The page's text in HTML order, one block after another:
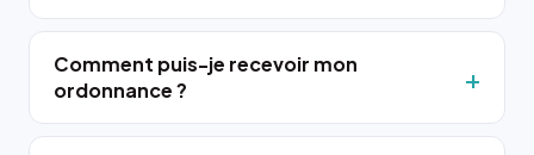
Comment puis-je recevoir mon
ordonnance ?